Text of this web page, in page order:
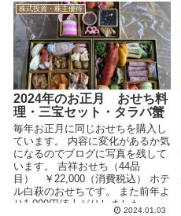
株式投資・株主優待
2024年のお正月 おせち料
理・三宝セット・タラバ蟹
毎年お正月に同じおせちを購入し
ています。 内容に変化があるか気
になるのでブログに写真を残して
います。 吉祥おせち（44品
目） ￥22,000（消費税込） ホテ
ル白萩のおせちです。 また前年よ
り1,000円値上がりしました。 ...
2024.01.03